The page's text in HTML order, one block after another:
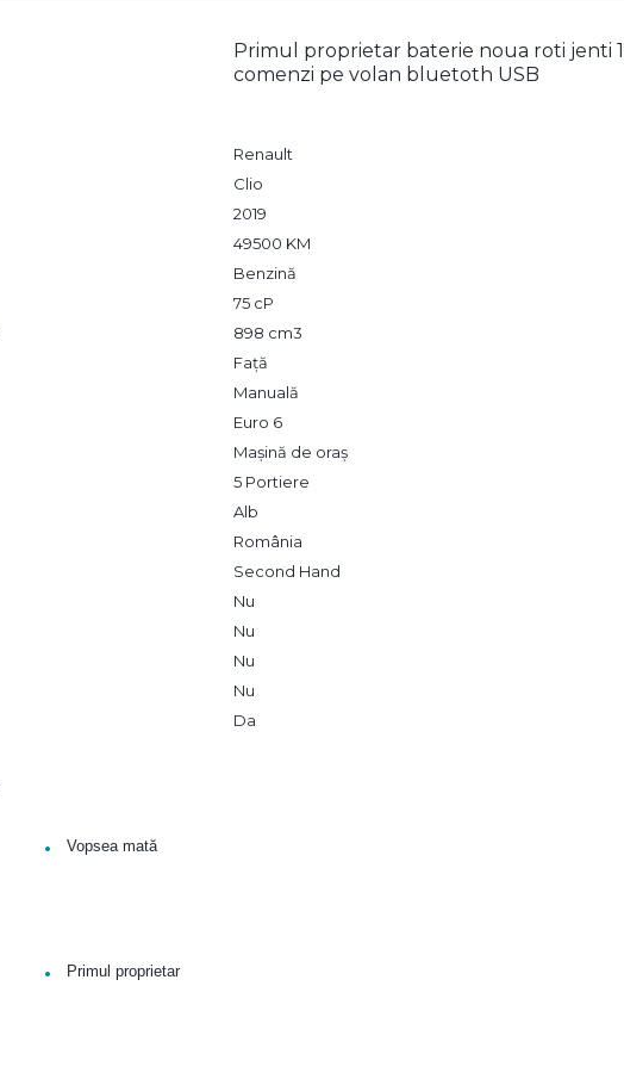
Primul proprietar baterie noua roti jenti
comenzi pe volan bluetoth USB
Renault
Clio
2019
49500 KM
Benzină
75 cP
898 cm3
Față
Manuală
Euro 6
Mașină de oraș
5 Portiere
Alb
România
Second Hand
Nu
Nu
Nu
Nu
Da
• Vopsea mată
• Primul proprietar